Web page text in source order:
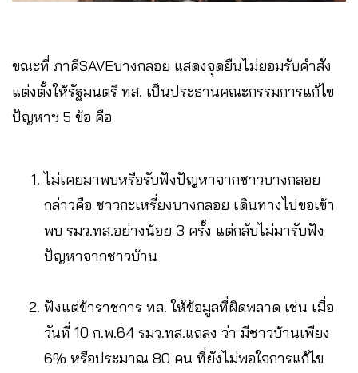
ขณะที่ ภาคีSAVEบางกลอย แสดงจุดยืนไม่ยอมรับคำสั่ง
แต่งตั้งให้รัฐมนตรี ทส. เป็นประธานคณะกรรมการแก้ไข
ปัญหาฯ 5 ข้อ คือ
ไม่เคยมาพบหรือรับฟังปัญหาจากชาวบางกลอย
กล่าวคือ ชาวกะเหรี่ยงบางกลอย เดินทางไปขอเข้า
พบ รมว.ทส.อย่างน้อย 3 ครั้ง แต่กลับไม่มารับฟัง
ปัญหาจากชาวบ้าน
ฟังแต่ข้าราชการ ทส. ให้ข้อมูลที่ผิดพลาด เช่น เมื่อ
วันที่ 10 ก.พ.64 รมว.ทส.แถลง ว่า มีชาวบ้านเพียง
6% หรือประมาณ 80 คน ที่ยังไม่พอใจการแก้ไข